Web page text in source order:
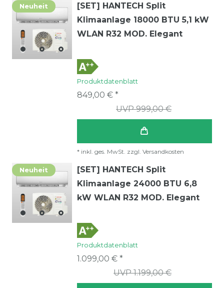
Neuheit
[SET] HANTECH Split
Klimaanlage 18000 BTU 5,1 kW
WLAN R32 MOD. Elegant
Produktdatenblatt
UVP 999,00 €
849,00 € *
* inkl. ges. MwSt. zzgl. Versandkosten
Neuheit
[SET] HANTECH Split
Klimaanlage 24000 BTU 6,8
kW WLAN R32 MOD. Elegant
Produktdatenblatt
UVP 1.199,00 €
1.099,00 € *